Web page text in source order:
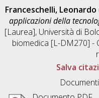
Franceschelli, Leonardo
applicazioni della
[Laurea], Università di
biomedica [L-DM270] -
Salva